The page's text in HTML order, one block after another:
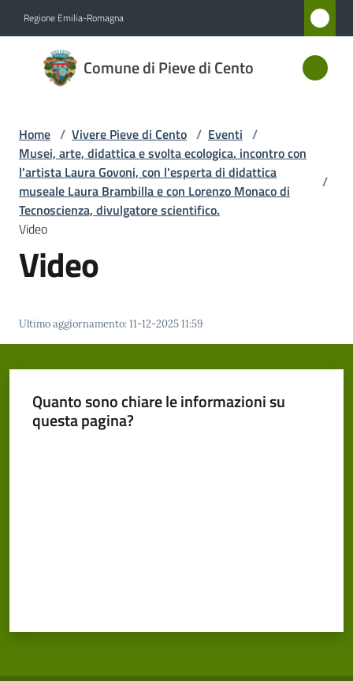
Regione Emilia-Romagna
Comune di Pieve di Cento
Comune
di Pieve
Amministrazione
Novità
Servizi
Pieve
Menu selezionato
Home / Vivere Pieve di Cento / Eventi /
Musei, arte, didattica e svolta ecologica. incontro con
l'artista Laura Govoni, con l'esperta di didattica
museale Laura Brambilla e con Lorenzo Monaco di
Tecnoscienza, divulgatore scientifico.
/
Video
Video
Ultimo aggiornamento:11-12-2025 11:59
Quanto sono chiare le informazioni su
questa pagina?